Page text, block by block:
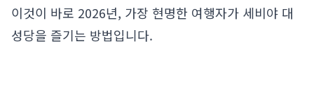
이것이 바로 2026년, 가장 현명한 여행자가 세비야 대
성당을 즐기는 방법입니다.